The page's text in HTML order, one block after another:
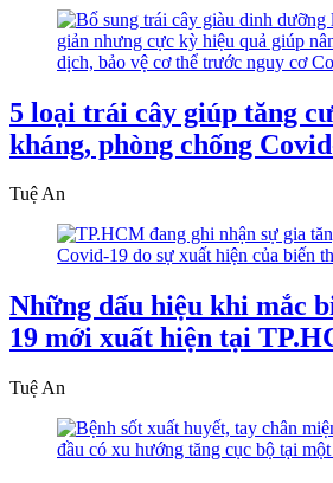
5 loại trái cây giúp tăng
kháng, phòng chống
Tuệ An
Những dấu hiệu khi mắc
19 mới xuất hiện tại
Tuệ An